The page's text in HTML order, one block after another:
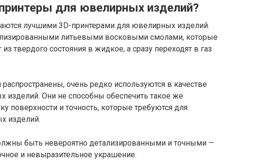
для ювелирных изделий?
лучшими 3D-принтерами для ювелирных изделий.
литьевыми восковыми смолами, которые
твердого состояния в жидкое, а сразу переходят в газ
очень редко используются в качестве
изделий. Они не способны обеспечить такое же
поверхности и точность, которые требуются для
изделий.
быть невероятно детализированными и точными —
и невыразительное украшение.